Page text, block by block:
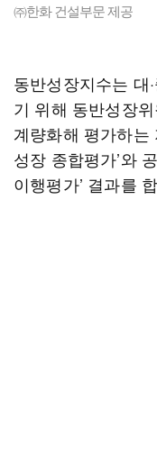
㈜한화 건설부문 제공
동반성장지수는 대
기 위해 동반성장
계량화해 평가하는
성장 종합평가’와
이행평가’ 결과를